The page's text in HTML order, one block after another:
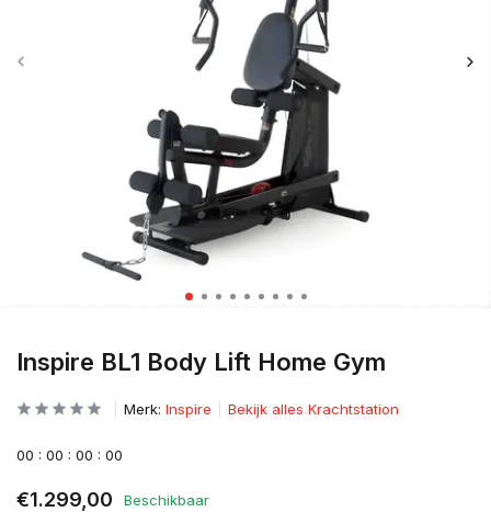
Inspire BL1 Body Lift Home Gym
Merk: Inspire Bekijk alles Krachtstation
00 : 00 : 00 : 00
€1.299,00 Beschikbaar